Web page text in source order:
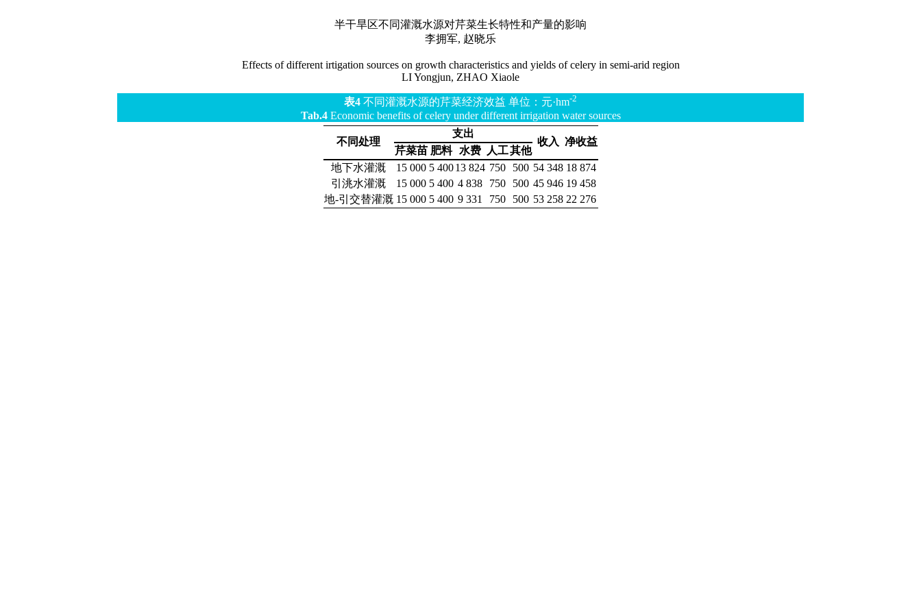
半干旱区不同灌溉水源对芹菜生长特性和产量的影响
李拥军, 赵晓乐
Effects of different irtigation sources on growth characteristics and yields of celery in semi-arid region
LI Yongjun, ZHAO Xiaole
表4 不同灌溉水源的芹菜经济效益 单位：元·hm-2
Tab.4Economic benefits of celery under different irrigation water sources
不同处理
支出
收入 净收益
芹菜苗 肥料 水费 人工其他
地下水灌溉
15 000 5 400 13 824 750 500 54 348 18 874
引洮水灌溉
15 000 5 400 4 838 750 500 45 946 19 458
地-引交替灌溉 15 000 5 400 9 331 750 500 53 258 22 276